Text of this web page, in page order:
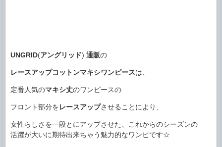
UNGRID(アングリッド) 通販の
レースアップコットンマキシワンピースは、
定番人気のマキシ丈のワンピースの
フロント部分をレースアップさせることにより、
女性らしさを一段とにアップさせた、これからのシーズンの
活躍が大いに期待出来ちゃう魅力的なワンピです☆